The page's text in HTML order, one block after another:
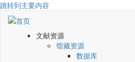
跳转到主要内容
文献资源
馆藏资源
数据库